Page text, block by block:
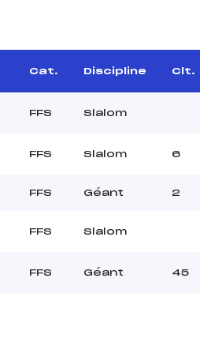
Cat. Discipline Clt.
FFS Slalom
FFS Slalom 6
FFS Géant 2
FFS Slalom
FFS Géant 45